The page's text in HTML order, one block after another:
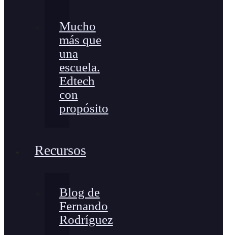
Mucho
más que
una
escuela.
Edtech
con
propósito
Recursos
Blog de
Fernando
Rodríguez